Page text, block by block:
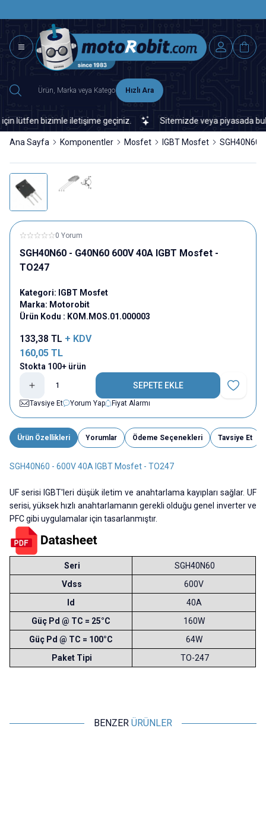
Hızlı Ara
lütfen bizimle iletişime geçiniz. Sitemizde veya piyasada
Ana Sayfa Komponentler Mosfet IGBT Mosfet SGH40N60
0 Yorum
SGH40N60 - G40N60 600V 40A IGBT Mosfet -
TO247
Kategori: IGBT Mosfet
Marka: Motorobit
Ürün Kodu : KOM.MOS.01.000003
133,38 TL + KDV
160,05 TL
Stokta 100+ ürün
SEPETE EKLE
Favoriye
Tavsiye Et
Yorum Yap Fiyat Alarmı
Ürün Özellikleri Yorumlar Ödeme Seçenekleri Tavsiye Et
SGH40N60 - 600V 40A IGBT Mosfet - TO247
UF serisi IGBT'leri düşük iletim ve anahtarlama kayıpları sağlar. UF
serisi, yüksek hızlı anahtarlamanın gerekli olduğu genel inverter ve
PFC gibi uygulamalar için tasarlanmıştır.
Seri
SGH40N60
Vdss
600V
Id
40A
Güç Pd @ TC = 25°C
160W
Güç Pd @ TC = 100°C
64W
Paket Tipi
TO-247
BENZER ÜRÜNLER